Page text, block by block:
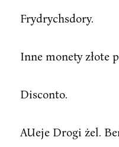
Frydrychsdory.
Inne monety złote
Disconto.
AUeje Drogi żel.